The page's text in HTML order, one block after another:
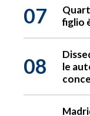
07
figlio
08
le